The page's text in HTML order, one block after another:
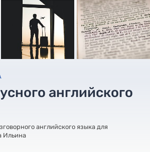
английского
английского языка для
Ильина